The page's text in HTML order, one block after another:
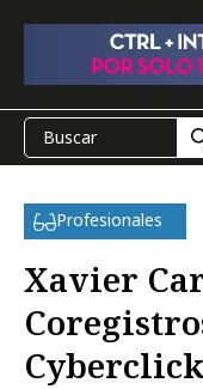
Profesionales
Xavier
Cyberclick